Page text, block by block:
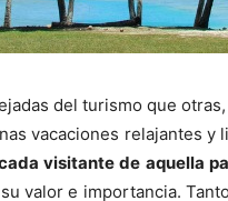
del turismo que
vacaciones relajantes y
visitante de aquella
valor e importancia.